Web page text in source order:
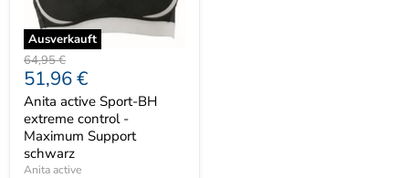
Ausverkauft
Ursprünglicher
Preis
64,95 €
Aktueller
Preis
51,96 €
Anita active Sport-BH
extreme control -
Maximum Support
schwarz
Anita active